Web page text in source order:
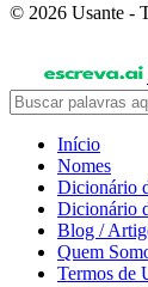
© 2026 Usante -
Início
Nomes
Dicionário
Dicionário
Blog /
Quem
Termos de